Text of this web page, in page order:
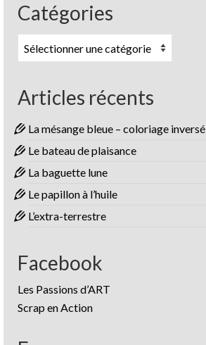
Catégories
Catégories
Articles récents
La mésange bleue – coloriage inversé
Le bateau de plaisance
La baguette lune
Le papillon à l’huile
L’extra-terrestre
Facebook
Les Passions d’ART
Scrap en Action